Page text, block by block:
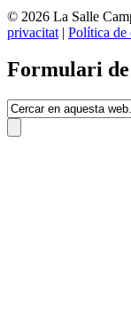
© 2026 La Salle
privacitat | Política de
Formulari